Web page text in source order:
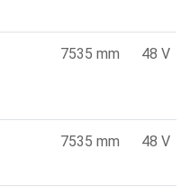
7535 mm 48 V
7535 mm 48 V